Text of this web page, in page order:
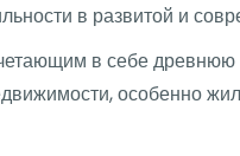
в развитой и
в себе
особенно